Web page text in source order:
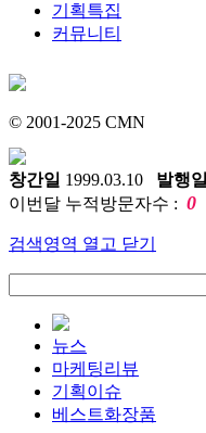
기획특집
커뮤니티
© 2001-2025 CMN
창간일 1999.03.10 발행일
이번달 누적방문자수 : 0
검색영역 열고 닫기
뉴스
마케팅리뷰
기획이슈
베스트화장품